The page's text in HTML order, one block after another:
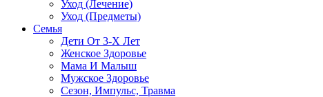
Уход (Лечение)
Уход (Предметы)
Семья
Дети От 3-Х Лет
Женское Здоровье
Мама И Малыш
Мужское Здоровье
Сезон, Импульс, Травма